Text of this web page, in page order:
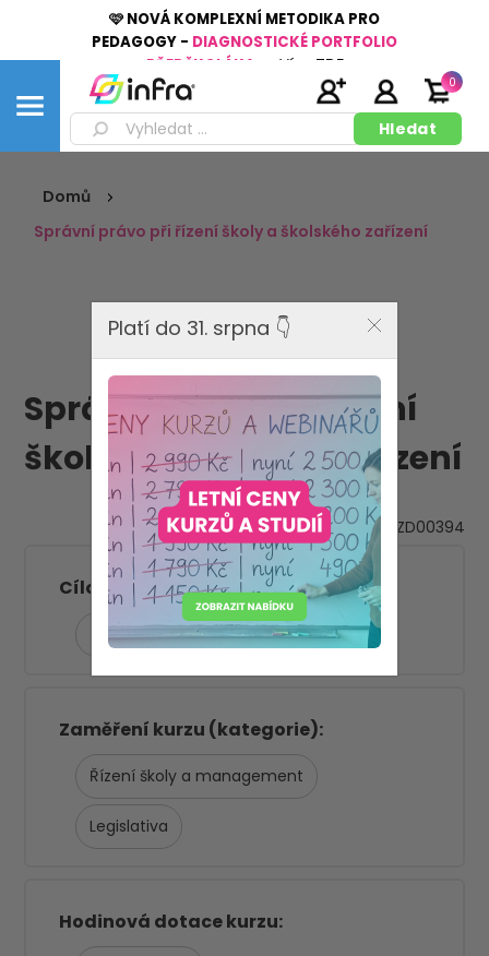
🩷 NOVÁ KOMPLEXNÍ METODIKA PRO
PEDAGOGY - DIAGNOSTICKÉ PORTFOLIO
PŘEDŠKOLÁKA
Více ZDE
0
Domů
Správní právo při řízení školy a školského zařízení
Správní právo při řízení
školy a školského zařízení
VZD00394
Cílová skupina
Ředitelé škol a management
Zaměření kurzu (kategorie)
Řízení školy a management
Legislativa
Hodinová dotace kurzu
Platí do 31. srpna 👇